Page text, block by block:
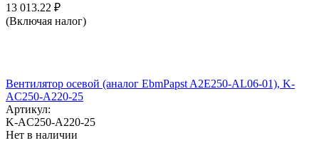
13 013.22 ₽
(Включая налог)
Вентилятор осевой (аналог EbmPapst A2E250-AL06-01), K-
AC250-A220-25
Артикул:
K-AC250-A220-25
Нет в наличии